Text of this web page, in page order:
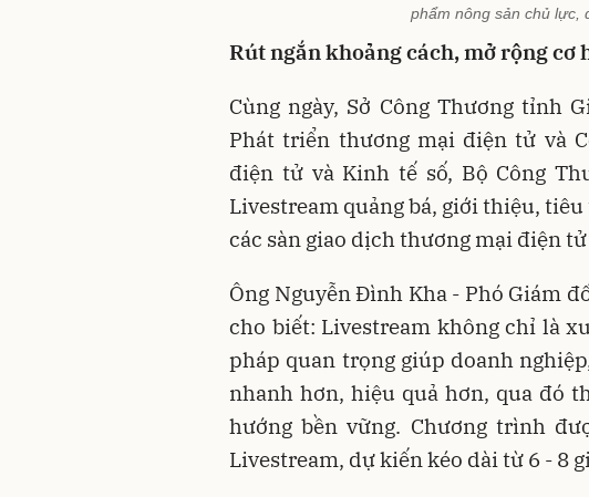
phẩm nông sản chủ lực,
Rút ngắn khoảng cách, mở rộng cơ
Cùng ngày, Sở Công Thương tỉnh
Phát triển thương mại điện tử và
điện tử và Kinh tế số, Bộ Công
Livestream quảng bá, giới thiệu,
các sàn giao dịch thương mại điện
Ông Nguyễn Đình Kha - Phó Giám
cho biết: Livestream không chỉ là
pháp quan trọng giúp doanh
nhanh hơn, hiệu quả hơn, qua đó
hướng bền vững. Chương trình
Livestream, dự kiến kéo dài từ 6 - 8